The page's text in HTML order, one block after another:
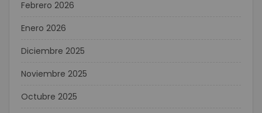
Febrero 2026
Enero 2026
Diciembre 2025
Noviembre 2025
Octubre 2025